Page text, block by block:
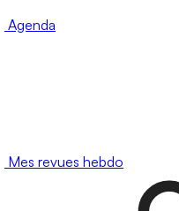
Agenda
Mes revues hebdo